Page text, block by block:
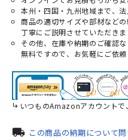
本州・四国・九州地域まで、法
商品の適切サイズや部材など
丁寧にご説明させていただきま
その他、在庫や納期のご確認
無料ですので、お気軽にご依頼
いつものAmazonアカウントで
local_shipping この商品の納期について